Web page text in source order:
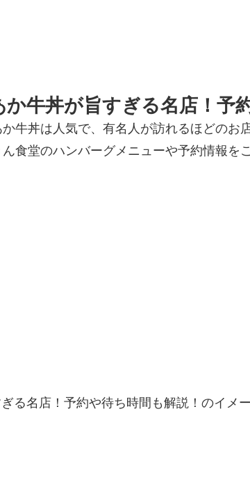
牛丼が旨すぎる名店！予
牛丼は人気で、有名人が訪れるほどの
食堂のハンバーグメニューや予約情報を